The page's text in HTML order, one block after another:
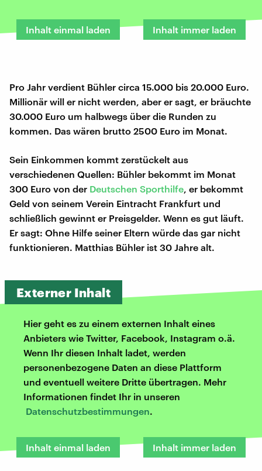
Inhalt einmal laden Inhalt immer laden
Pro Jahr verdient Bühler circa 15.000 bis 20.000 Euro.
Millionär will er nicht werden, aber er sagt, er bräuchte
30.000 Euro um halbwegs über die Runden zu
kommen. Das wären brutto 2500 Euro im Monat.
Sein Einkommen kommt zerstückelt aus
verschiedenen Quellen: Bühler bekommt im Monat
300 Euro von der Deutschen Sporthilfe , er bekommt
Geld von seinem Verein Eintracht Frankfurt und
schließlich gewinnt er Preisgelder. Wenn es gut läuft.
Er sagt: Ohne Hilfe seiner Eltern würde das gar nicht
funktionieren. Matthias Bühler ist 30 Jahre alt.
Externer Inhalt
Hier geht es zu einem externen Inhalt eines
Anbieters wie Twitter, Facebook, Instagram o.ä.
Wenn Ihr diesen Inhalt ladet, werden
personenbezogene Daten an diese Plattform
und eventuell weitere Dritte übertragen. Mehr
Informationen findet Ihr in unseren
Datenschutzbestimmungen.
Inhalt einmal laden Inhalt immer laden